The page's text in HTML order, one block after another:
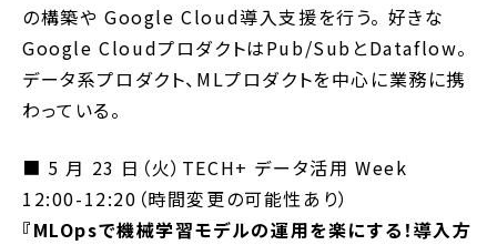
の構築や Google Cloud導入支援を行う。 好きな
Google CloudプロダクトはPub/SubとDataflow。
データ系プロダクト、MLプロダクトを中心に業務に携
わっている。
■ 5 月 23 日（火）TECH+ データ活用 Week
12:00-12:20（時間変更の可能性あり）
『MLOpsで機械学習モデルの運用を楽にする！導入方